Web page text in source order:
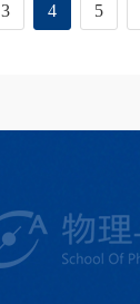
3 4 5